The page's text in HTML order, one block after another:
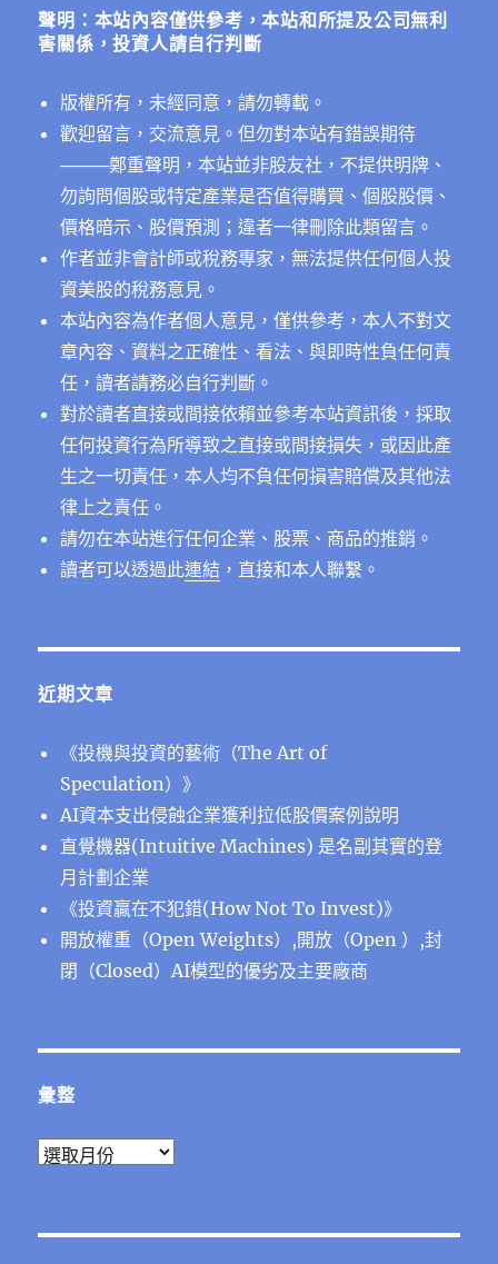
念
股？〉
中
聲明：本站內容僅供參考，本站和所提及公司無利
害關係，投資人請自行判斷
版權所有，未經同意，請勿轉載。
歡迎留言，交流意見。但勿對本站有錯誤期待
────鄭重聲明，本站並非股友社，不提供明牌、
勿詢問個股或特定產業是否值得購買、個股股價、
價格暗示、股價預測；違者一律刪除此類留言。
作者並非會計師或稅務專家，無法提供任何個人投
資美股的稅務意見。
本站內容為作者個人意見，僅供參考，本人不對文
章內容、資料之正確性、看法、與即時性負任何責
任，讀者請務必自行判斷。
對於讀者直接或間接依賴並參考本站資訊後，採取
任何投資行為所導致之直接或間接損失，或因此產
生之一切責任，本人均不負任何損害賠償及其他法
律上之責任。
請勿在本站進行任何企業、股票、商品的推銷。
讀者可以透過此連結 ，直接和本人聯繫。
近期文章
《投機與投資的藝術（The Art of
Speculation）》
AI資本支出侵蝕企業獲利拉低股價案例說明
直覺機器(Intuitive Machines) 是名副其實的登
月計劃企業
《投資贏在不犯錯(How Not To Invest)》
開放權重（Open Weights）,開放（Open ）,封
閉（Closed）AI模型的優劣及主要廠商
彙整
彙